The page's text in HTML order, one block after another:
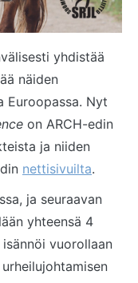
yhdistää
näiden
Euroopassa. Nyt
on ARCH-edin
ja niiden
nettisivuilta.
ja seuraavan
yhteensä 4
vuorollaan